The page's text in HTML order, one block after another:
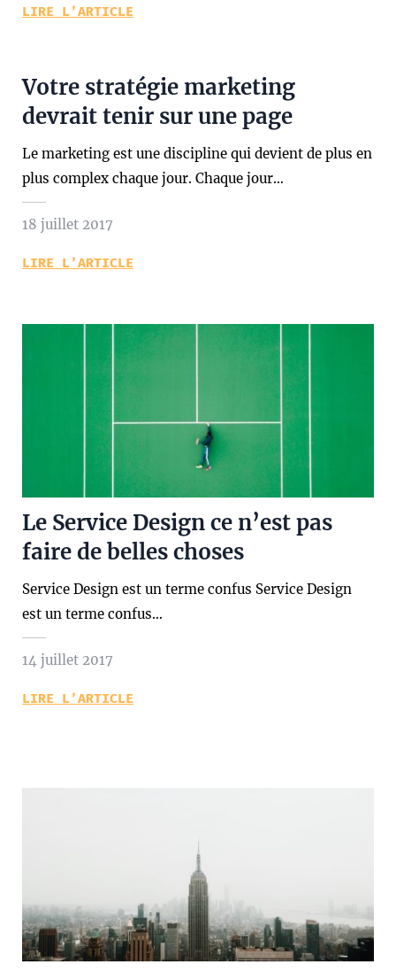
LIRE L’ARTICLE
Votre stratégie marketing
devrait tenir sur une page
Le marketing est une discipline qui devient de plus en
plus complex chaque jour. Chaque jour…
18 juillet 2017
LIRE L’ARTICLE
Le Service Design ce n’est pas
faire de belles choses
Service Design est un terme confus Service Design
est un terme confus…
14 juillet 2017
LIRE L’ARTICLE